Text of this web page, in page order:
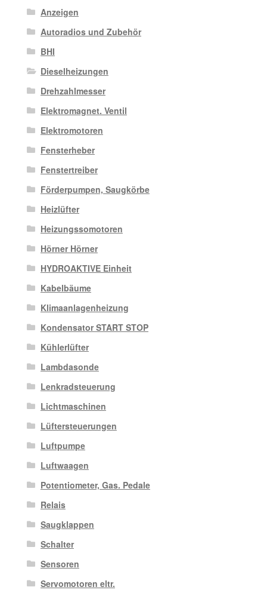
Anzeigen
Autoradios und Zubehör
BHI
Dieselheizungen
Drehzahlmesser
Elektromagnet. Ventil
Elektromotoren
Fensterheber
Fenstertreiber
Förderpumpen, Saugkörbe
Heizlüfter
Heizungssomotoren
Hörner Hörner
HYDROAKTIVE Einheit
Kabelbäume
Klimaanlagenheizung
Kondensator START STOP
Kühlerlüfter
Lambdasonde
Lenkradsteuerung
Lichtmaschinen
Lüftersteuerungen
Luftpumpe
Luftwaagen
Potentiometer, Gas. Pedale
Relais
Saugklappen
Schalter
Sensoren
Servomotoren eltr.